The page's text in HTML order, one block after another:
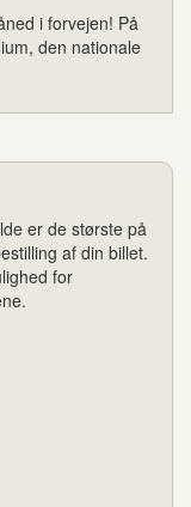
i forvejen! På
den nationale
er de største på
af din billet.
for